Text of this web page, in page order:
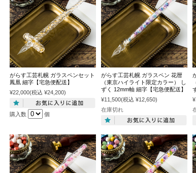
がらす工芸札幌 ガラスペンセット
鳳凰 細字【宅急便配送】
¥22,000(税込 ¥24,200)
購入数 個
がらす工芸札幌 ガラスペン 花暦
（東京ハイライト限定カラー） し
ずく 12mm軸 細字【宅急便配送】
¥11,500(税込 ¥12,650)
在庫切れ